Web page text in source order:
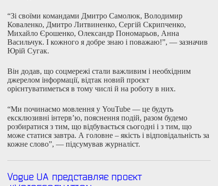
“Зi своїми командами Дмитро Самолюк, Володимир
Коваленко, Дмитро Литвиненко, Сергiй Скрипченко,
Михайло Єрошенко, Олександр Пономарьов, Анна
Васильчук. І кожного я добре знаю i поважаю!”, — зазначив
Юрій Сугак.
Він додав, що соцмережі стали важливим і необхідним
джерелом інформації, відтак новий проєкт
орієнтуватиметься в тому числі й на роботу в них.
“Ми починаємо мовлення у YouTube — це будуть
ексклюзивні інтерв’ю, пояснення подій, разом будемо
розбиратися з тим, що відбувається сьогодні і з тим, що
може статися завтра. А головне – якість і відповідальність за
кожне слово”, — підсумував журналіст.
Vogue UA представляє проєкт